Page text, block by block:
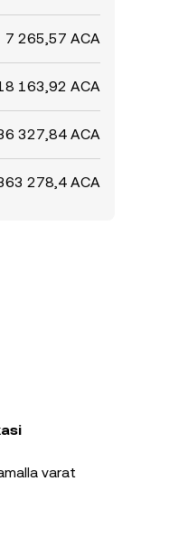
7 265,57 ACA
163,92 ACA
327,84 ACA
278,4 ACA
varat